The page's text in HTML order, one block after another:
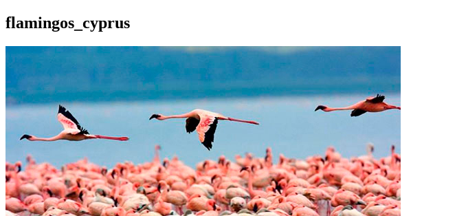
flamingos_cyprus